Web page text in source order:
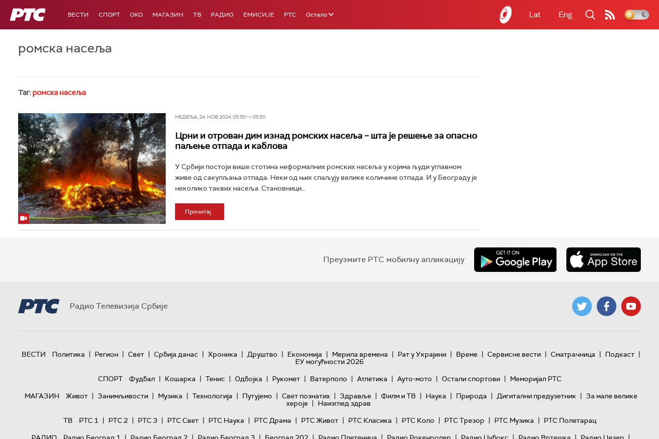
РТС ВЕСТИ СПОРТ OKO МАГАЗИН ТВ РАДИО ЕМИСИЈЕ РТС Остало Lat Eng
ромска насеља
Таг: ромска насеља
НЕДЕЉА, 24. НОВ 2024, 05:50 -> 05:50
Црни и отрован дим изнад ромских насеља – шта је решење за опасно
паљење отпада и каблова
У Србији постоји више стотина неформалних ромских насеља у којима људи углавном
живе од сакупљања отпада. Неки од њих спаљују велике количине отпада. И у Београду је
неколико таквих насеља. Становници...
Прочитај
Преузмите РТС мобилну апликацију
Радио Телевизија Србије
ВЕСТИ Политика | Регион | Свет | Србија данас | Хроника | Друштво | Економија | Мерила времена | Рат у Украјини | Време | Сервисне вести | Сматрачница | Подкаст |
ЕУ могућности 2026
СПОРТ
Фудбал | Кошарка | Тенис | Одбојка | Рукомет | Ватерполо | Атлетика | Ауто-мото | Остали спортови | Меморијал РТС
МАГАЗИН
Живот | Занимљивости | Музика | Технологијa | Путујемо | Свет познатих | Здравље | Филм и ТВ | Наука | Природа | Дигитални предузетник | За мале велике
хероје | Наизглед здрав
ТВ
РТС 1 | РТС 2 | РТС 3 | РТС Свет | РТС Наука | РТС Драма | РТС Живот | РТС Класика | РТС Коло | РТС Трезор | РТС Музика | РТС Полетарац